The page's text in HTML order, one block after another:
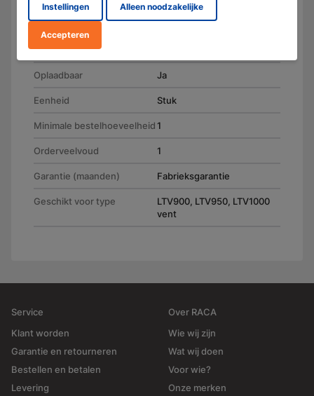
Afmeting
(L) 205.0 mm x (B) 45.0 mm
x (H) 68.0 mm
Gewicht (g)
Oplaadbaar Ja
Eenheid Stuk
Minimale bestelhoeveelheid1
Orderveelvoud 1
Garantie (maanden) Fabrieksgarantie
Geschikt voor type
LTV900, LTV950, LTV1000
vent
Instellingen Alleen noodzakelijke
Accepteren
Service
Klant worden
Garantie en retourneren
Bestellen en betalen
Levering
Over RACA
Wie wij zijn
Wat wij doen
Voor wie?
Onze merken